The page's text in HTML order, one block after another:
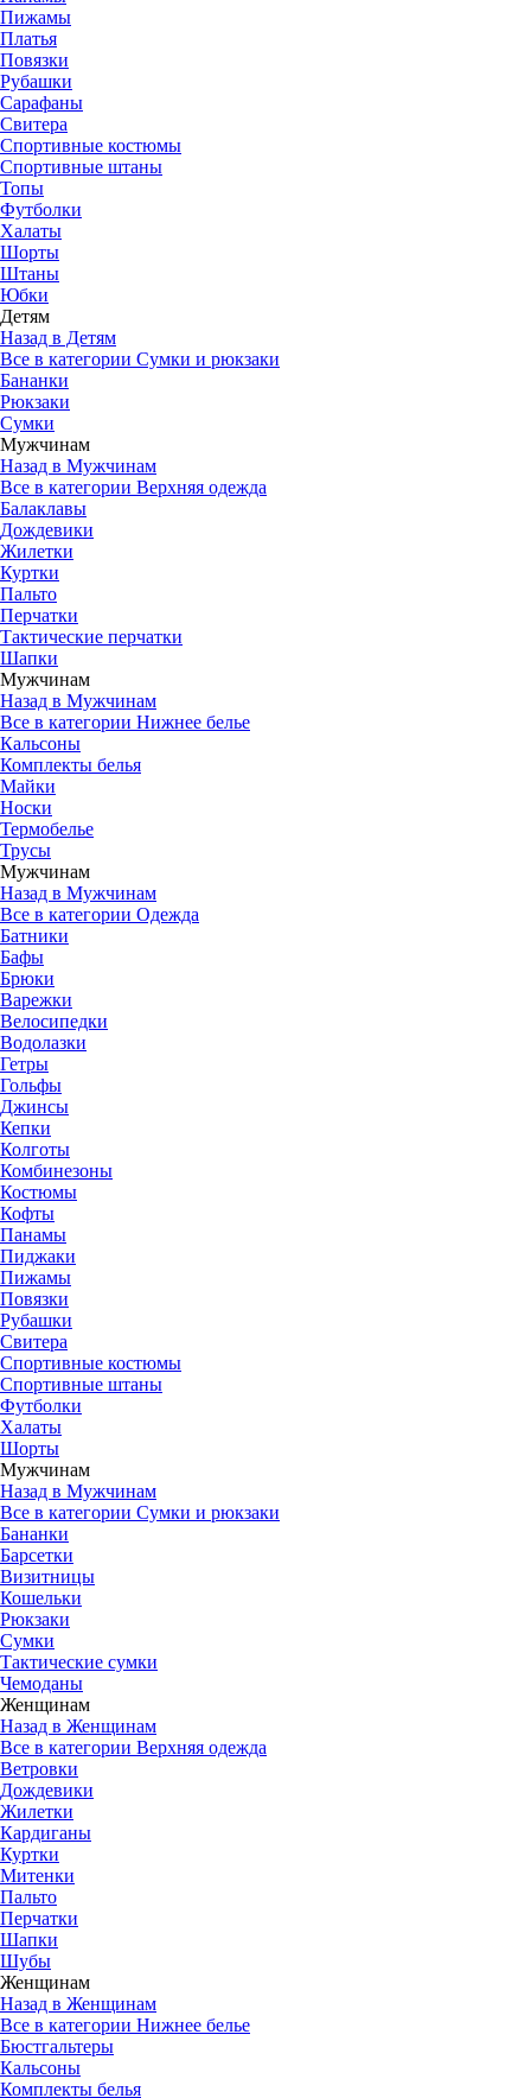
Пижамы
Платья
Повязки
Рубашки
Сарафаны
Свитера
Спортивные костюмы
Спортивные штаны
Топы
Футболки
Халаты
Шорты
Штаны
Юбки
Детям
Назад в Детям
Все в категории Сумки и рюкзаки
Бананки
Рюкзаки
Сумки
Мужчинам
Назад в Мужчинам
Все в категории Верхняя одежда
Балаклавы
Дождевики
Жилетки
Куртки
Пальто
Перчатки
Тактические перчатки
Шапки
Мужчинам
Назад в Мужчинам
Все в категории Нижнее белье
Кальсоны
Комплекты белья
Майки
Носки
Термобелье
Трусы
Мужчинам
Назад в Мужчинам
Все в категории Одежда
Батники
Бафы
Брюки
Варежки
Велосипедки
Водолазки
Гетры
Гольфы
Джинсы
Кепки
Колготы
Комбинезоны
Костюмы
Кофты
Панамы
Пиджаки
Пижамы
Повязки
Рубашки
Свитера
Спортивные костюмы
Спортивные штаны
Футболки
Халаты
Шорты
Мужчинам
Назад в Мужчинам
Все в категории Сумки и рюкзаки
Бананки
Барсетки
Визитницы
Кошельки
Рюкзаки
Сумки
Тактические сумки
Чемоданы
Женщинам
Назад в Женщинам
Все в категории Верхняя одежда
Ветровки
Дождевики
Жилетки
Кардиганы
Куртки
Митенки
Пальто
Перчатки
Шапки
Шубы
Женщинам
Назад в Женщинам
Все в категории Нижнее белье
Бюстгальтеры
Кальсоны
Комплекты белья